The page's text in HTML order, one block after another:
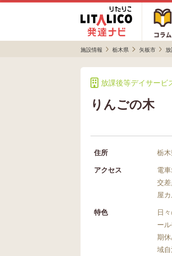
施設情報 栃木県 矢板市
放課後等デイサービ
りんごの木
住所
栃
アクセス
電
交
屋
特色
日
ー
期
域